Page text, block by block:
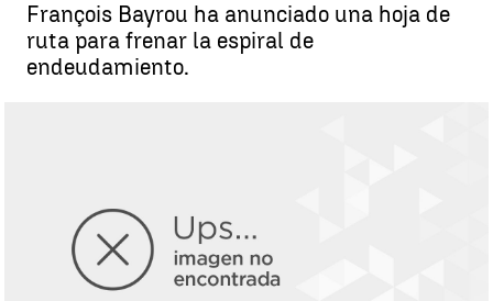
François Bayrou ha anunciado una hoja de
ruta para frenar la espiral de
endeudamiento.
Ángela Clemente